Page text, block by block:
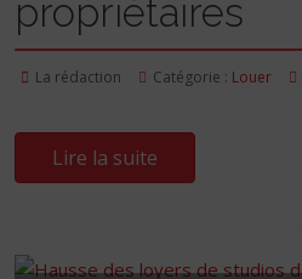
propriétaires
La rédaction Catégorie : Louer
Lire la suite